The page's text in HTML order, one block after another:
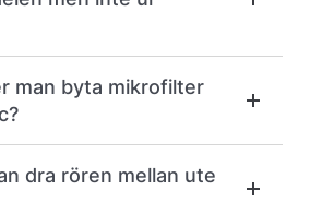
man byta mikrofilter
dra rören mellan ute